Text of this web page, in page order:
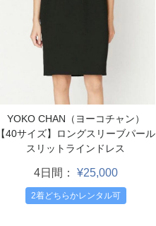
YOKO CHAN（ヨーコチャン）
【40サイズ】ロングスリーブパール
スリットラインドレス
4日間： ¥25,000
2着どちらかレンタル可